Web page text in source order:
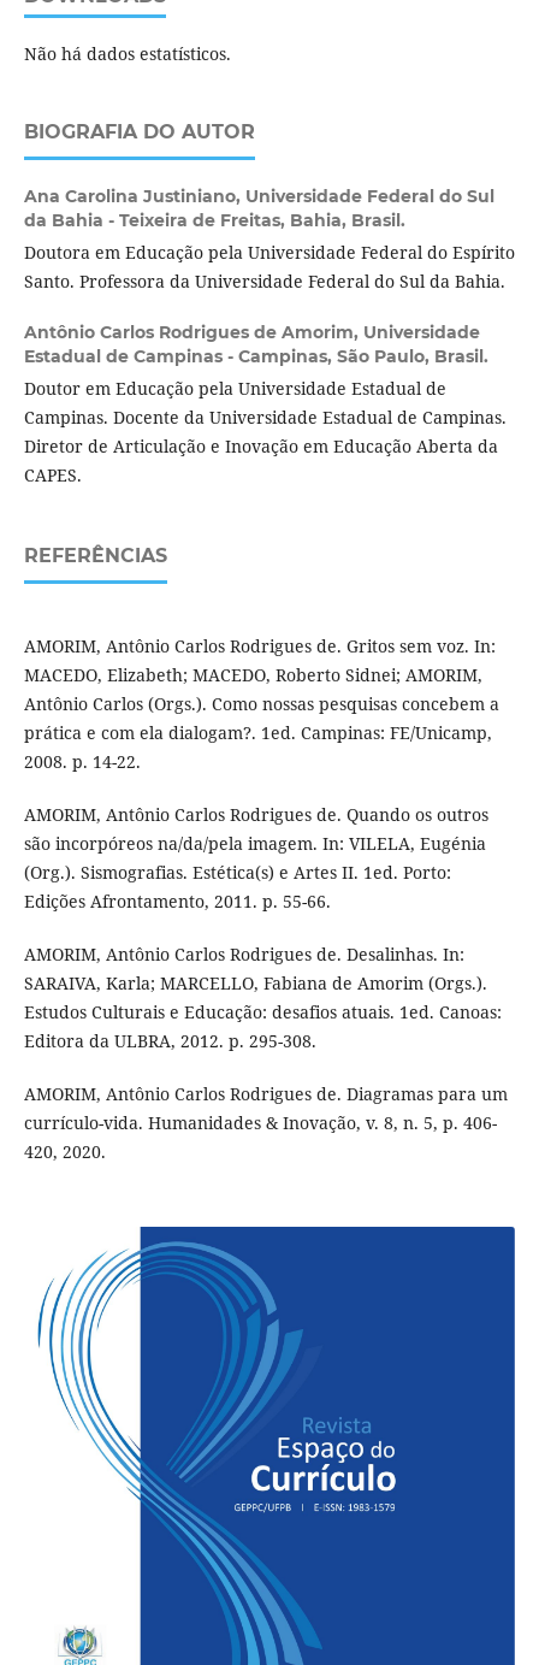
Não há dados estatísticos.
BIOGRAFIA DO AUTOR
Ana Carolina Justiniano, Universidade Federal do Sul
da Bahia - Teixeira de Freitas, Bahia, Brasil.
Doutora em Educação pela Universidade Federal do Espírito
Santo. Professora da Universidade Federal do Sul da Bahia.
Antônio Carlos Rodrigues de Amorim, Universidade
Estadual de Campinas - Campinas, São Paulo, Brasil.
Doutor em Educação pela Universidade Estadual de
Campinas. Docente da Universidade Estadual de Campinas.
Diretor de Articulação e Inovação em Educação Aberta da
CAPES.
REFERÊNCIAS
AMORIM, Antônio Carlos Rodrigues de. Gritos sem voz. In:
MACEDO, Elizabeth; MACEDO, Roberto Sidnei; AMORIM,
Antônio Carlos (Orgs.). Como nossas pesquisas concebem a
prática e com ela dialogam?. 1ed. Campinas: FE/Unicamp,
2008. p. 14-22.
AMORIM, Antônio Carlos Rodrigues de. Quando os outros
são incorpóreos na/da/pela imagem. In: VILELA, Eugénia
(Org.). Sismografias. Estética(s) e Artes II. 1ed. Porto:
Edições Afrontamento, 2011. p. 55-66.
AMORIM, Antônio Carlos Rodrigues de. Desalinhas. In:
SARAIVA, Karla; MARCELLO, Fabiana de Amorim (Orgs.).
Estudos Culturais e Educação: desafios atuais. 1ed. Canoas:
Editora da ULBRA, 2012. p. 295-308.
AMORIM, Antônio Carlos Rodrigues de. Diagramas para um
currículo-vida. Humanidades & Inovação, v. 8, n. 5, p. 406-
420, 2020.